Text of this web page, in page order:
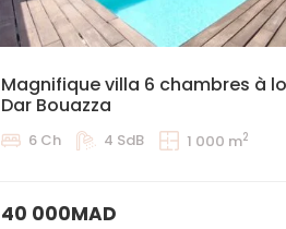
Magnifique villa 6 chambres à
Dar Bouazza
6 Ch 4 SdB 1 000 m2
40 000MAD